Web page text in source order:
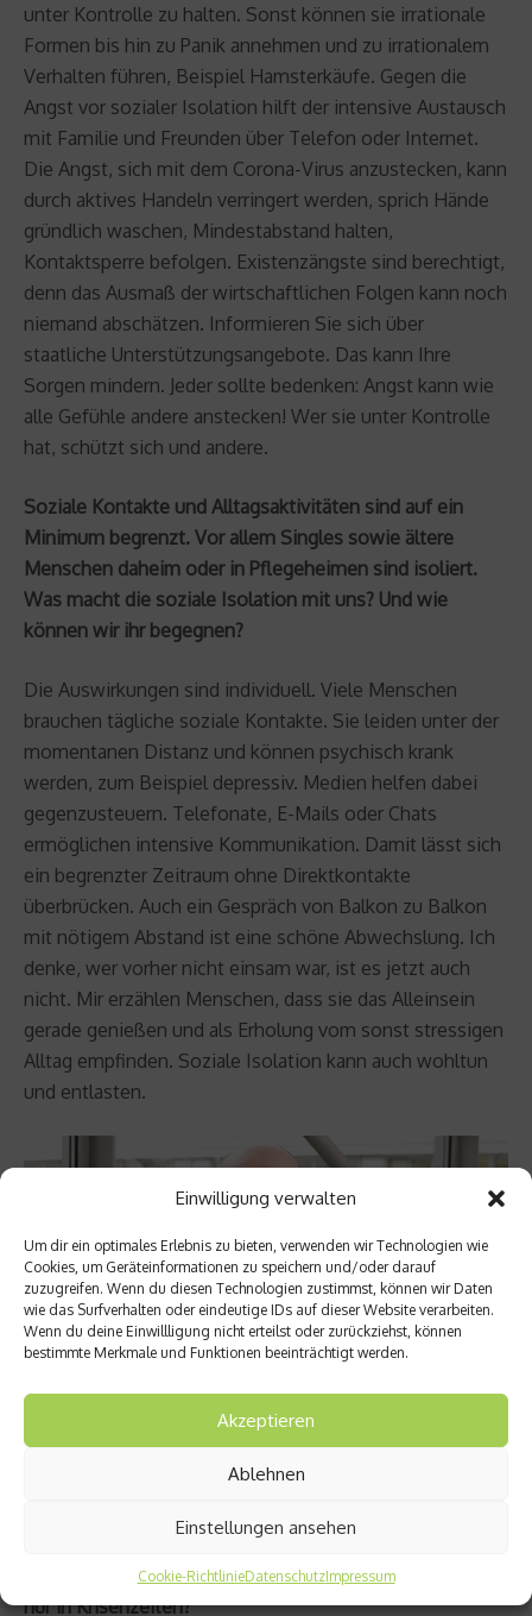
Einwilligung verwalten
Um dir ein optimales Erlebnis zu bieten, verwenden wir Technologien wie
Cookies, um Geräteinformationen zu speichern und/oder darauf
zuzugreifen. Wenn du diesen Technologien zustimmst, können wir Daten
wie das Surfverhalten oder eindeutige IDs auf dieser Website verarbeiten.
Wenn du deine Einwillligung nicht erteilst oder zurückziehst, können
bestimmte Merkmale und Funktionen beeinträchtigt werden.
Akzeptieren
Ablehnen
Einstellungen ansehen
Cookie-RichtlinieDatenschutzImpressum
unter Kontrolle zu halten. Sonst können sie irrationale
Formen bis hin zu Panik annehmen und zu irrationalem
Verhalten führen, Beispiel Hamsterkäufe. Gegen die
Angst vor sozialer Isolation hilft der intensive Austausch
mit Familie und Freunden über Telefon oder Internet.
Die Angst, sich mit dem Corona-Virus anzustecken, kann
durch aktives Handeln verringert werden, sprich Hände
gründlich waschen, Mindestabstand halten,
Kontaktsperre befolgen. Existenzängste sind berechtigt,
denn das Ausmaß der wirtschaftlichen Folgen kann noch
niemand abschätzen. Informieren Sie sich über
staatliche Unterstützungsangebote. Das kann Ihre
Sorgen mindern. Jeder sollte bedenken: Angst kann wie
alle Gefühle andere anstecken! Wer sie unter Kontrolle
hat, schützt sich und andere.
Soziale Kontakte und Alltagsaktivitäten sind auf ein
Minimum begrenzt. Vor allem Singles sowie ältere
Menschen daheim oder in Pflegeheimen sind isoliert.
Was macht die soziale Isolation mit uns? Und wie
können wir ihr begegnen?
Die Auswirkungen sind individuell. Viele Menschen
brauchen tägliche soziale Kontakte. Sie leiden unter der
momentanen Distanz und können psychisch krank
werden, zum Beispiel depressiv. Medien helfen dabei
gegenzusteuern. Telefonate, E-Mails oder Chats
ermöglichen intensive Kommunikation. Damit lässt sich
ein begrenzter Zeitraum ohne Direktkontakte
überbrücken. Auch ein Gespräch von Balkon zu Balkon
mit nötigem Abstand ist eine schöne Abwechslung. Ich
denke, wer vorher nicht einsam war, ist es jetzt auch
nicht. Mir erzählen Menschen, dass sie das Alleinsein
gerade genießen und als Erholung vom sonst stressigen
Alltag empfinden. Soziale Isolation kann auch wohltun
und entlasten.
Michael Falkenstein – Psychologie-Experte der KKH
Nachbarschaft oder auch in sozialen Netzwerken. Die
Menschen rücken näher. Warum geschieht das geballt
nur in Krisenzeiten?